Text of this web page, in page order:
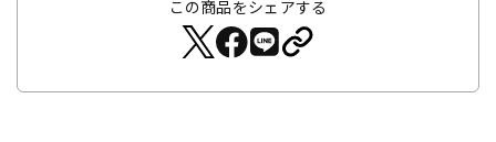
この商品をシェアする